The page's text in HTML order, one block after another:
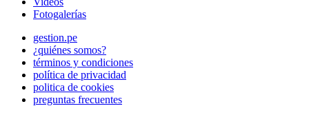
Fotogalerías
gestion.pe
¿quiénes somos?
términos y condiciones
política de privacidad
politica de cookies
preguntas frecuentes